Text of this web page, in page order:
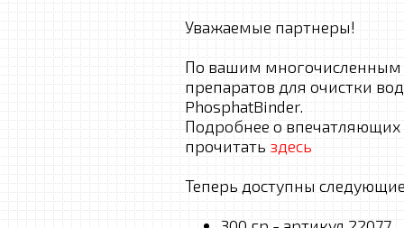
Уважаемые партнеры!
По вашим
препаратов для очистки
PhosphatBinder.
Подробнее о впечатляющих
прочитатьздесь
Теперь доступны